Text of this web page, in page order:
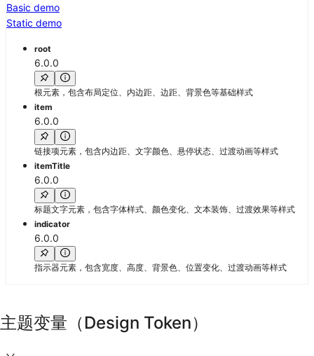
Basic demo
Static demo
root
6.0.0
根元素，包含布局定位、内边距、边距、背景色等基础样式
item
6.0.0
链接项元素，包含内边距、文字颜色、悬停状态、过渡动画等样式
itemTitle
6.0.0
标题文字元素，包含字体样式、颜色变化、文本装饰、过渡效果等样式
indicator
6.0.0
指示器元素，包含宽度、高度、背景色、位置变化、过渡动画等样式
主题变量（Design Token）